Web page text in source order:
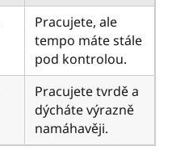
Pracujete, ale
tempo máte stále
pod kontrolou.
Pracujete tvrdě a
dýcháte výrazně
namáhavěji.